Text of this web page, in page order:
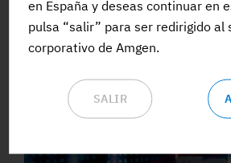
en España y deseas continuar en
pulsa “salir” para ser redirigido al
corporativo de Amgen.
SALIR